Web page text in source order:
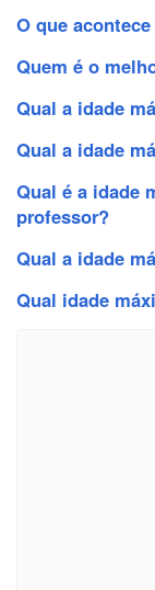
O que
Quem é o
Qual a idade
Qual a idade
Qual é a idade
professor?
Qual a idade
Qual idade